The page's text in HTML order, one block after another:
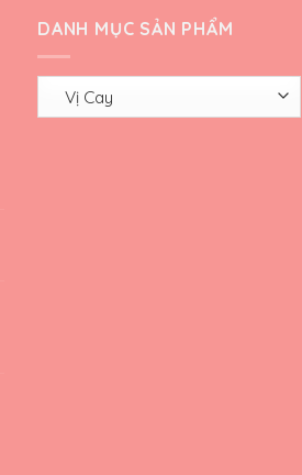
DANH MỤC SẢN PHẨM